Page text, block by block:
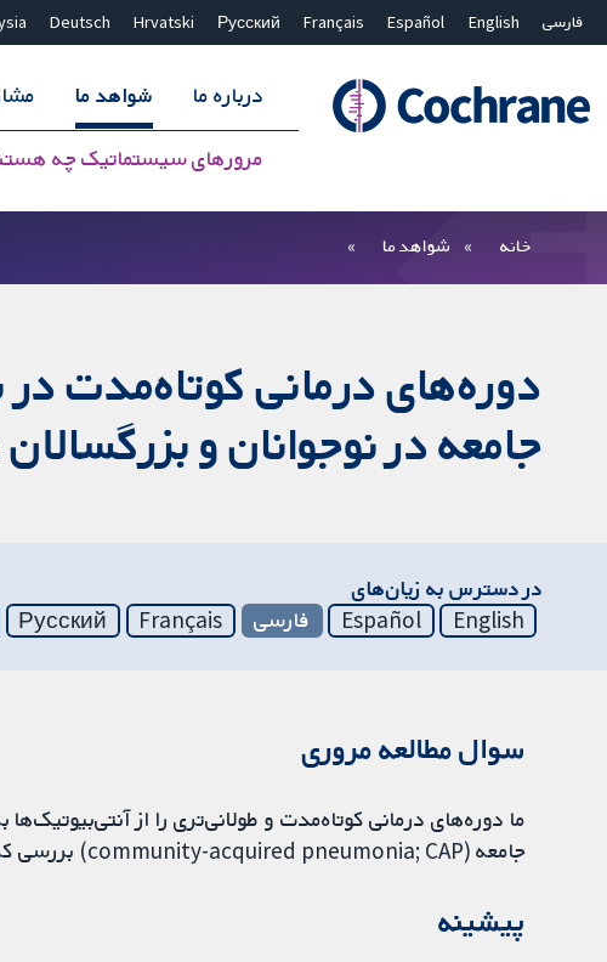
فارسی English
Español
Français
Русский
Hrvatski
Deutsch
درباره ما شواهد ما
مرورهای سیستماتیک چه
بستن جستجو ✖
خانه شواهد ما
دوره‌های درمانی کوتاه‌مدت در
جامعه در نوجوانان و
در دسترس به زیان‌های
English
Español فارسی Français
Русский
سوال مطالعه مروری
ما دوره‌های درمانی کوتاه‌مدت و طولانی‌تری را از آنتی‌بیوتیک‌ها
جامعه (community-acquired pneumonia; CAP) بررسی کردیم که نیاز به پذیرش در بیمارستان نداشتند.
پیشینه